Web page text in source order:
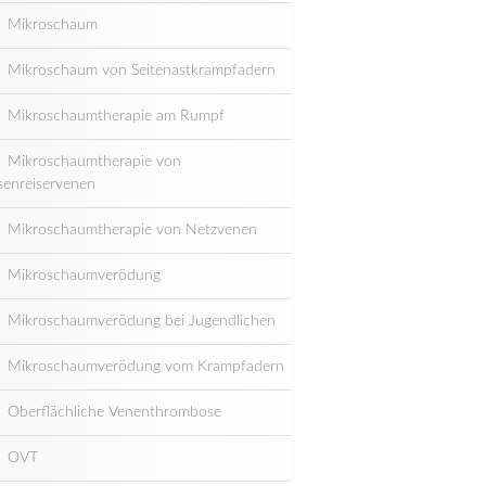
Mikroschaum
Mikroschaum von Seitenastkrampfadern
Mikroschaumtherapie am Rumpf
Mikroschaumtherapie von
Mikroschaumtherapie von Netzvenen
Mikroschaumverödung
Mikroschaumverödung bei Jugendlichen
Mikroschaumverödung vom Krampfadern
Oberflächliche Venenthrombose
OVT